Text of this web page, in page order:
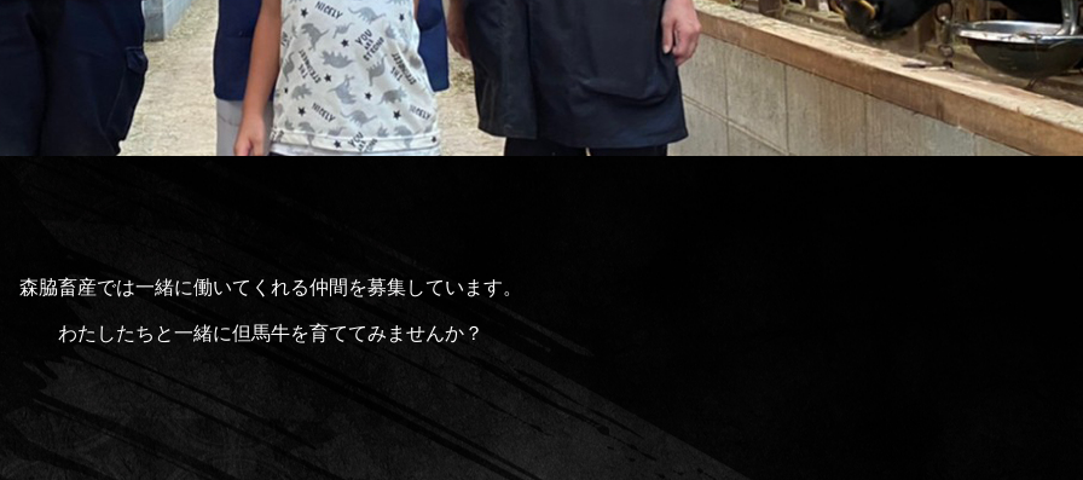
森脇畜産では一緒に働いてくれる仲間を募集しています。
わたしたちと一緒に但馬牛を育ててみませんか？